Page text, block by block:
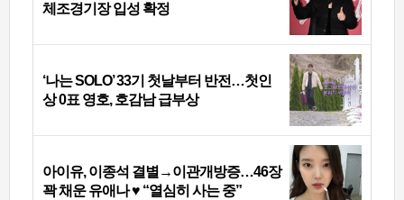
체조경기장 입성 확정
‘나는 SOLO’ 33기 첫날부터 반전…첫인
상 0표 영호, 호감남 급부상
아이유, 이종석 결별→이관개방증…46장
꽉 채운 유애나 ♥ “열심히 사는 중”